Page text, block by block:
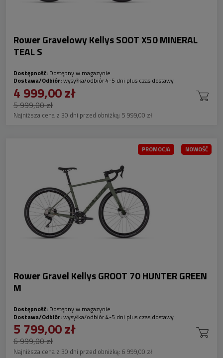
Rower Gravelowy Kellys SOOT X50 MINERAL
TEAL S
Dostępność: Dostępny w magazynie
Dostawa/Odbiór:wysyłka/odbiór 4-5 dni plus czas dostawy
4 999,00 zł
5 999,00 zł
Najniższa cena z 30 dni przed obniżką: 5 999,00 zł
Rower Gravel Kellys GROOT 70 HUNTER GREEN
M
Dostępność: Dostępny w magazynie
Dostawa/Odbiór:wysyłka/odbiór 4-5 dni plus czas dostawy
5 799,00 zł
6 999,00 zł
Najniższa cena z 30 dni przed obniżką: 6 999,00 zł
PROMOCJA NOWOŚĆ